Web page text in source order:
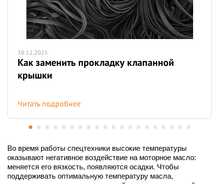
30.12.2025
Как заменить прокладку клапанной
крышки
Читать подробнее
Во время работы спецтехники высокие температуры
оказывают негативное воздействие на моторное масло:
меняется его вязкость, появляются осадки. Чтобы
поддерживать оптимальную температуру масла,